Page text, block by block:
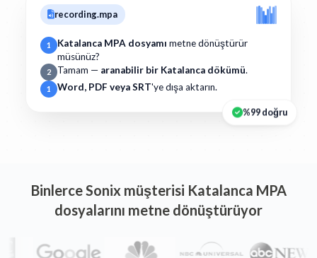
recording.mpa
1 Katalanca MPA dosyamı metne dönüştürür
müsünüz?
2 Tamam — aranabilir bir Katalanca dökümü.
1 Word, PDF veya SRT'ye dışa aktarın.
%99 doğru
Binlerce Sonix müşterisi Katalanca MPA
dosyalarını metne dönüştürüyor